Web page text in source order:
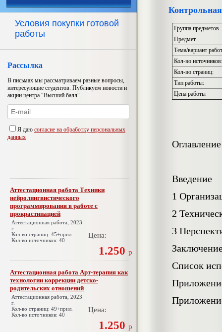
Условия покупки готовой
работы
Рассылка
В письмах мы рассматриваем разные вопросы,
интересующие студентов. Публикуем новости и
акции центра "Высший балл".
Я даю согласие на обработку персональных
данных
Аттестационная работа Техники
нейролингвистического
программирования в работе с
прокрастинацией
Аттестационная работа, 2023
г.
Кол-во страниц: 45+прил.
Кол-во источников: 40
Цена:
1.250 р
Аттестационная работа Арт-терапия как
технологии коррекции детско-
родительских отношений
Аттестационная работа, 2023
г.
Кол-во страниц: 49+прил.
Кол-во источников: 40
Цена:
1.250 р
Группа предметов
Предмет
Тема/вариант
Кол-во источников:
Кол-во страниц:
Тип работы:
Цена работы
Оглавление
Введение
1
2
3
Список